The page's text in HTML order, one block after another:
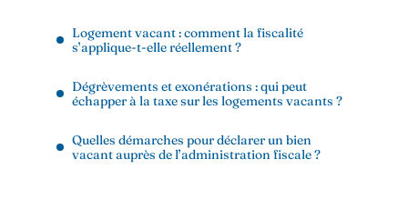
Logement vacant : comment la fiscalité
s’applique-t-elle réellement ?
Dégrèvements et exonérations : qui peut
échapper à la taxe sur les logements vacants ?
Quelles démarches pour déclarer un bien
vacant auprès de l’administration fiscale ?